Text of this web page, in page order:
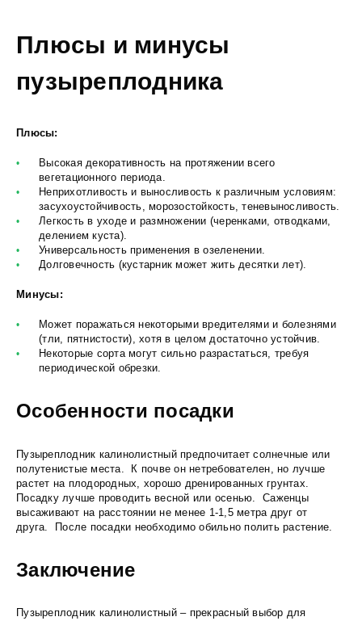
Плюсы и минусы
пузыреплодника
Плюсы:
Высокая декоративность на протяжении всего
вегетационного периода.
Неприхотливость и выносливость к различным условиям:
засухоустойчивость, морозостойкость, теневыносливость.
Легкость в уходе и размножении (черенками, отводками,
делением куста).
Универсальность применения в озеленении.
Долговечность (кустарник может жить десятки лет).
Минусы:
Может поражаться некоторыми вредителями и болезнями
(тли, пятнистости), хотя в целом достаточно устойчив.
Некоторые сорта могут сильно разрастаться, требуя
периодической обрезки.
Особенности посадки
Пузыреплодник калинолистный предпочитает солнечные или
полутенистые места. К почве он нетребователен, но лучше
растет на плодородных, хорошо дренированных грунтах.
Посадку лучше проводить весной или осенью. Саженцы
высаживают на расстоянии не менее 1-1,5 метра друг от
друга. После посадки необходимо обильно полить растение.
Заключение
Пузыреплодник калинолистный – прекрасный выбор для